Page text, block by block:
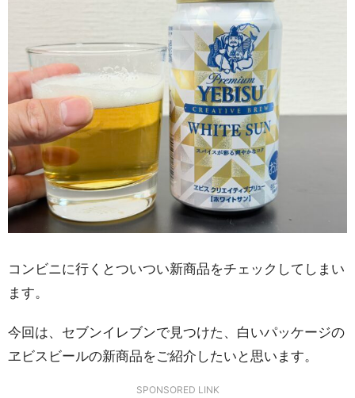
コンビニに行くとついつい新商品をチェックしてしまい
ます。
今回は、セブンイレブンで見つけた、白いパッケージの
ヱビスビールの新商品をご紹介したいと思います。
SPONSORED LINK